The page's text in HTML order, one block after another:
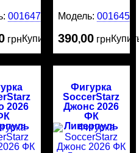
0016476
грнКупить
Модель: 0016456
390,00 грн
2026
Фигурка
SoccerStarz
Джонс 2026
ФК
Ливерпуль